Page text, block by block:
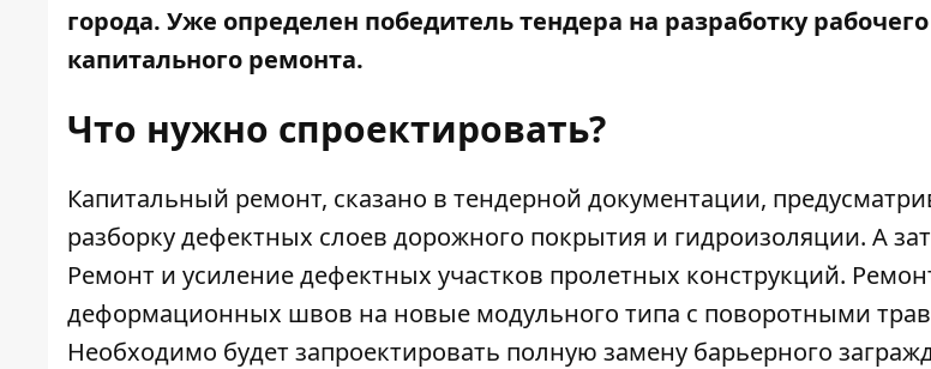
города. Уже определен победитель тендера на разработку
капитального ремонта.
Что нужно спроектировать?
Капитальный ремонт, сказано в тендерной документации,
разборку дефектных слоев дорожного покрытия и гидроизоляции. А
Ремонт и усиление дефектных участков пролетных конструкций.
деформационных швов на новые модульного типа с поворотными
Необходимо будет запроектировать полную замену барьерного